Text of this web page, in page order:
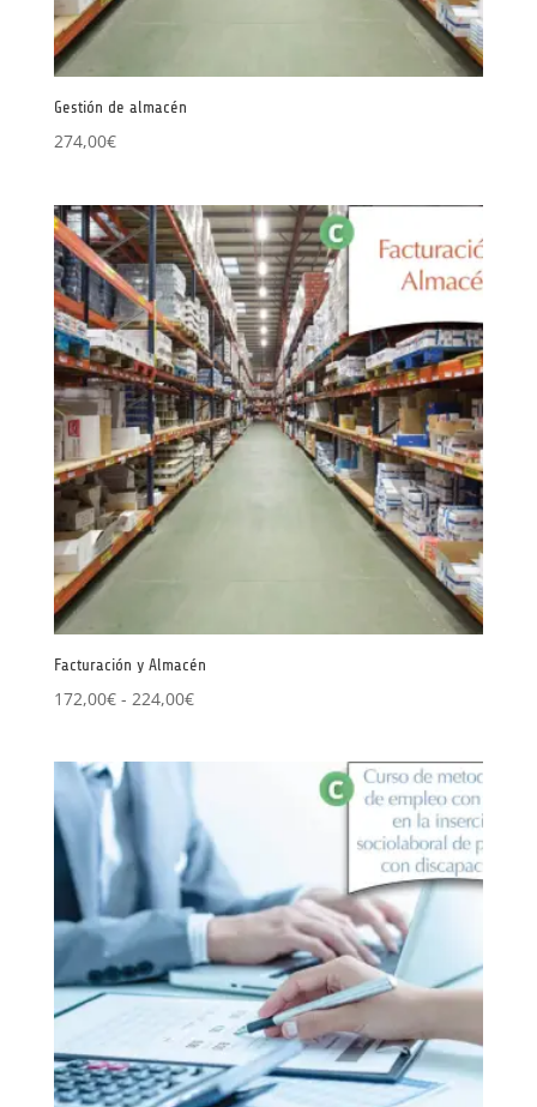
Gestión de almacén
274,00€
Facturación y Almacén
172,00€ - 224,00€Rango
172,00€
hasta
224,00€